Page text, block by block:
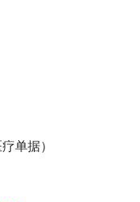
单据）